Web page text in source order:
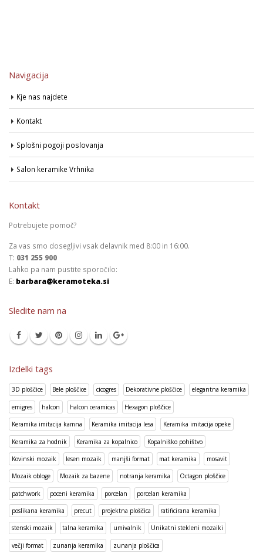
Navigacija
Kje nas najdete
Kontakt
Splošni pogoji poslovanja
Salon keramike Vrhnika
Kontakt
Potrebujete pomoč?
Za vas smo dosegljivi vsak delavnik med 8:00 in 16:00.
T: 031 255 900
Lahko pa nam pustite sporočilo:
E: barbara@keramoteka.si
Sledite nam na
Izdelki tags
3D ploščice Bele ploščice cicogres Dekorativne ploščice elegantna keramika
emigres halcon halcon ceramicas Hexagon ploščice
Keramika imitacija kamna Keramika imitacija lesa Keramika imitacija opeke
Keramika za hodnik Keramika za kopalnico Kopalniško pohištvo
Kovinski mozaik lesen mozaik manjši format mat keramika mosavit
Mozaik obloge Mozaik za bazene notranja keramika Octagon ploščice
patchwork poceni keramika porcelan porcelan keramika
poslikana keramika precut projektna ploščica ratificirana keramika
stenski mozaik talna keramika umivalnik Unikatni stekleni mozaiki
večji format zunanja keramika zunanja ploščica